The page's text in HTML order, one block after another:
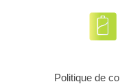
Politique de